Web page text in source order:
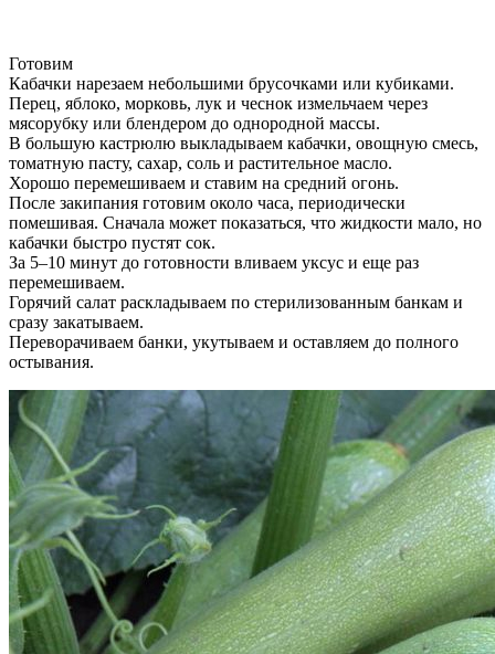
Готовим
Кабачки нарезаем небольшими брусочками или кубиками.
Перец, яблоко, морковь, лук и чеснок измельчаем через
мясорубку или блендером до однородной массы.
В большую кастрюлю выкладываем кабачки, овощную смесь,
томатную пасту, сахар, соль и растительное масло.
Хорошо перемешиваем и ставим на средний огонь.
После закипания готовим около часа, периодически
помешивая. Сначала может показаться, что жидкости мало, но
кабачки быстро пустят сок.
За 5–10 минут до готовности вливаем уксус и еще раз
перемешиваем.
Горячий салат раскладываем по стерилизованным банкам и
сразу закатываем.
Переворачиваем банки, укутываем и оставляем до полного
остывания.